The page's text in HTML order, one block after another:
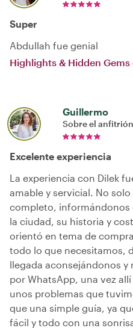
Super
Abdullah fue genial
Highlights & Hidden
Guillermo
Sobre el
Excelente experiencia
La experiencia con Dilek
amable y servicial. No
completo, informándonos
la ciudad, su historia y
orientó en tema de
todo lo que necesitamos,
llegada aconsejándonos
por WhatsApp, una vez
unos problemas que
que una simple guía, ya
fácil y todo con una